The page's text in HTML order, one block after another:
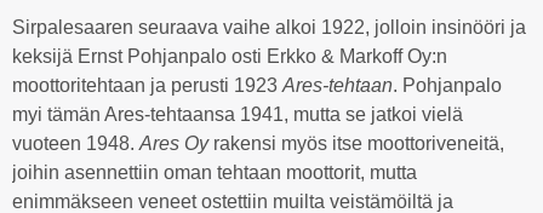
Sirpalesaaren seuraava vaihe alkoi 1922, jolloin insinööri ja
keksijä Ernst Pohjanpalo osti Erkko & Markoff Oy:n
moottoritehtaan ja perusti 1923 Ares-tehtaan. Pohjanpalo
myi tämän Ares-tehtaansa 1941, mutta se jatkoi vielä
vuoteen 1948. Ares Oyrakensi myös itse moottoriveneitä,
joihin asennettiin oman tehtaan moottorit, mutta
enimmäkseen veneet ostettiin muilta veistämöiltä ja